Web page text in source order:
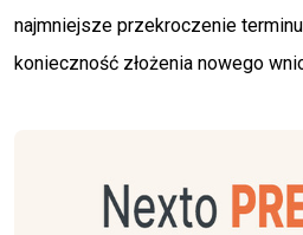
najmniejsze przekroczenie
konieczność złożenia nowego